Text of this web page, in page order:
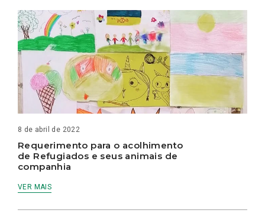
8 de abril de 2022
Requerimento para o acolhimento
de Refugiados e seus animais de
companhia
VER MAIS